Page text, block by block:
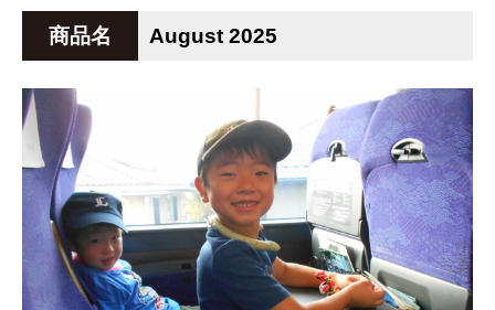
商品名 August 2025